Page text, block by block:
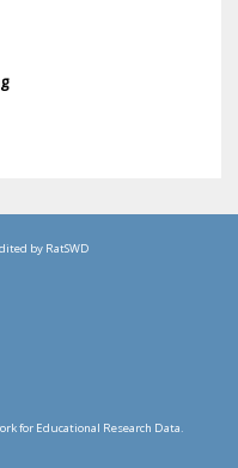
by RatSWD
for Educational Research Data.